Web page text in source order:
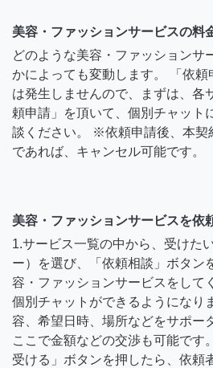
美容・ファッションサービスの料
どのような美容・ファッションサ
かによっても変動します。 「依頼
は発生しませんので、まずは、各
頼申請」を頂いて、個別チャット
談ください。 ※依頼申請後、本契
であれば、キャンセル可能です。
美容・ファッションサービスを依
1.サービス一覧の中から、受けた
ー）を選び、「依頼相談」ボタン
容・ファッションサービスをして
個別チャットができるようになり
容、希望日時、場所などをサポー
ここで金額などの交渉も可能です
受ける」ボタンを押したら、依頼